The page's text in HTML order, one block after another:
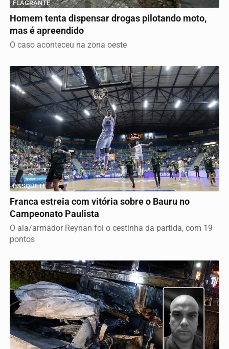
FLAGRANTE
Homem tenta dispensar drogas pilotando moto,
mas é apreendido
O caso aconteceu na zona oeste
BASQUETE
Franca estreia com vitória sobre o Bauru no
Campeonato Paulista
O ala/armador Reynan foi o cestinha da partida, com 19
pontos